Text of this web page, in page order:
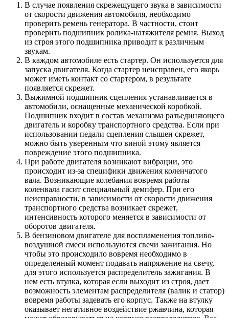
В случае появления скрежещущего звука в зависимости
от скорости движения автомобиля, необходимо
проверить ремень генератора. В частности, стоит
проверить подшипник ролика-натяжителя ремня. Выход
из строя этого подшипника приводит к различным
звукам.
В каждом автомобиле есть стартер. Он используется для
запуска двигателя. Когда стартер неисправен, его якорь
может иметь контакт со стартером, в результате
появляется скрежет.
Выжимной подшипник сцепления устанавливается в
автомобили, оснащенные механической коробкой.
Подшипник входит в состав механизма разъединяющего
двигатель и коробку транспортного средства. Если при
использовании педали сцепления слышен скрежет,
можно быть уверенным что виной этому является
повреждение этого подшипника.
При работе двигателя возникают вибрации, это
происходит из-за специфики движения коленчатого
вала. Возникающие колебания вовремя работы
коленвала гасит специальный демпфер. При его
неисправности, в зависимости от скорости движения
транспортного средства возникает скрежет,
интенсивность которого меняется в зависимости от
оборотов двигателя.
В бензиновом двигателе для воспламенения топливо-
воздушной смеси используются свечи зажигания. Но
чтобы это происходило вовремя необходимо в
определенный момент подавать напряжение на свечу,
для этого используется распределитель зажигания. В
нем есть втулка, которая если выходит из строя, дает
возможность элементам распределителя (валик и статор)
вовремя работы задевать его корпус. Также на втулку
оказывает негативное воздействие ржавчина, которая